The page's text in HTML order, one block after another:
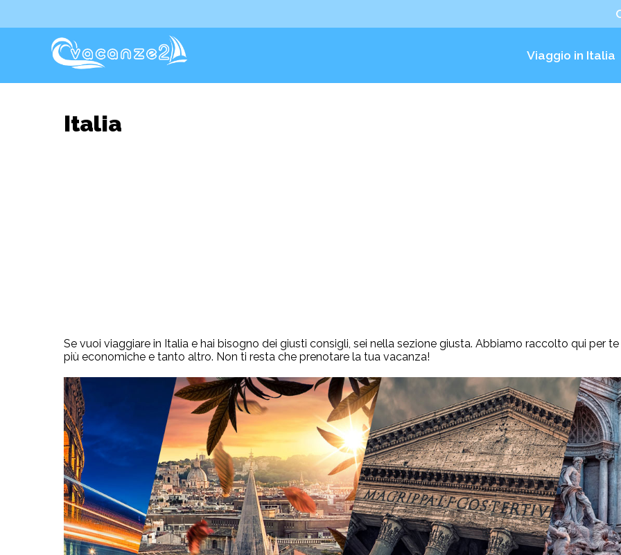
Viaggio in Italia
Italia
Se vuoi viaggiare in Italia e hai bisogno dei giusti consigli, sei nella sezione giusta. Abbiamo raccolto qui per
più economiche e tanto altro. Non ti resta che prenotare la tua vacanza!